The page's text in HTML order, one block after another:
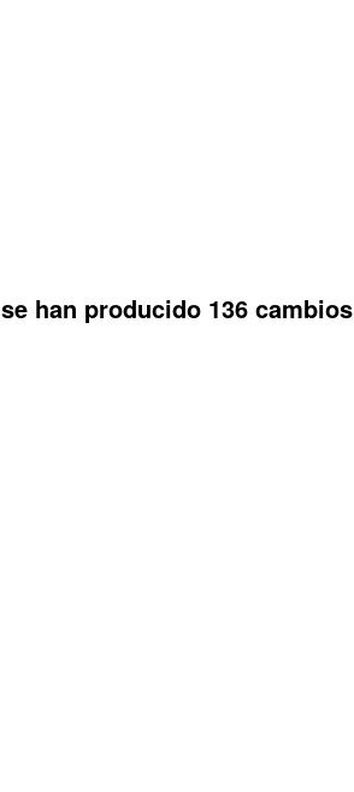
se han producido 136 cambios